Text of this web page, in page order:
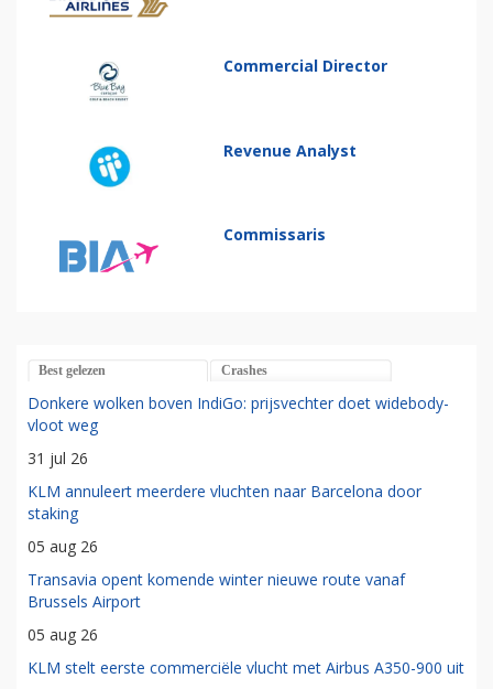
Commercial Director
Revenue Analyst
Commissaris
Best gelezen Crashes
Donkere wolken boven IndiGo: prijsvechter doet widebody-
vloot weg
31 jul 26
KLM annuleert meerdere vluchten naar Barcelona door
staking
05 aug 26
Transavia opent komende winter nieuwe route vanaf
Brussels Airport
05 aug 26
KLM stelt eerste commerciële vlucht met Airbus A350-900 uit